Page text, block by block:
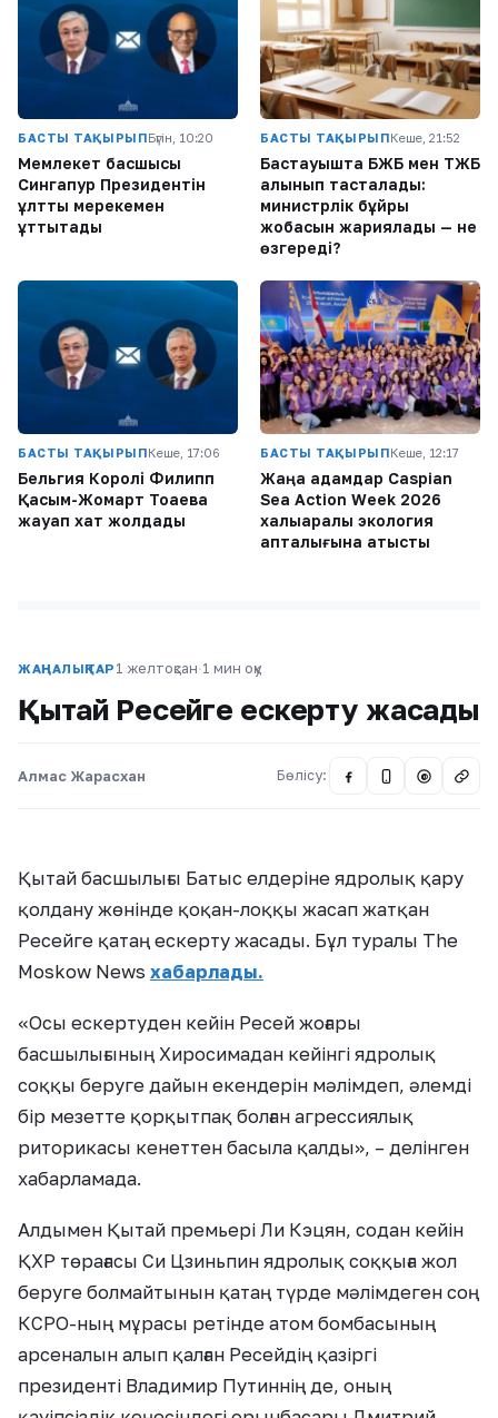
БАСТЫ ТАҚЫРЫПБүгін, 10:20
Мемлекет басшысы
Сингапур Президентін
ұлттық мерекемен
құттықтады
БАСТЫ ТАҚЫРЫПКеше, 21:52
Бастауышта БЖБ мен ТЖБ
алынып тасталады:
министрлік бұйрық
жобасын жариялады — не
өзгереді?
БАСТЫ ТАҚЫРЫПКеше, 17:06
Бельгия Королі Филипп
Қасым-Жомарт Тоқаевқа
жауап хат жолдады
БАСТЫ ТАҚЫРЫПКеше, 12:17
Жаңа адамдар Caspian
Sea Action Week 2026
халықаралық экология
апталығына қатысты
ЖАҢАЛЫҚТАР 1 желтоқсан·1 мин оқу
Қытай Ресейге ескерту жасады
Алмас Жарасхан Бөлісу: @
Қытай басшылығы Батыс елдеріне ядролық қару
қолдану жөнінде қоқан-лоққы жасап жатқан
Ресейге қатаң ескерту жасады. Бұл туралы The
Moskow News хабарлады.
«Осы ескертуден кейін Ресей жоғары
басшылығының Хиросимадан кейінгі ядролық
соққы беруге дайын екендерін мәлімдеп, әлемді
бір мезетте қорқытпақ болған агрессиялық
риторикасы кенеттен басыла қалды», – делінген
хабарламада.
Алдымен Қытай премьері Ли Кэцян, содан кейін
ҚХР төрағасы Си Цзиньпин ядролық соққыға жол
беруге болмайтынын қатаң түрде мәлімдеген соң
КСРО-ның мұрасы ретінде атом бомбасының
арсеналын алып қалған Ресейдің қазіргі
президенті Владимир Путиннің де, оның